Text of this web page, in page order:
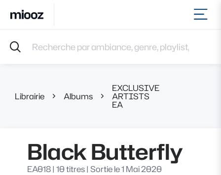
Accueil
Musiques
Playlists
Librairie Albums
EXCLUSIVE
ARTISTS
EA
Black Butterfly
EA018| 10 titres| Sortie le 1 Mai 2020